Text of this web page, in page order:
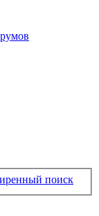
поиск